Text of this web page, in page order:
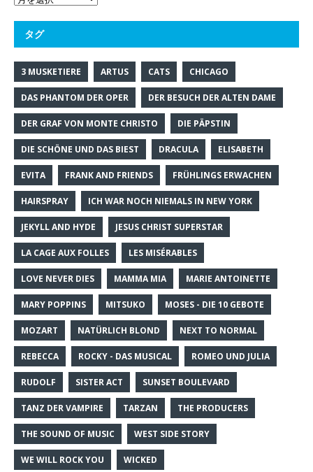
タグ
3 MUSKETIERE ARTUS CATS CHICAGO
DAS PHANTOM DER OPER DER BESUCH DER ALTEN DAME
DER GRAF VON MONTE CHRISTO DIE PÄPSTIN
DIE SCHÖNE UND DAS BIEST DRACULA ELISABETH
EVITA FRANK AND FRIENDS FRÜHLINGS ERWACHEN
HAIRSPRAY ICH WAR NOCH NIEMALS IN NEW YORK
JEKYLL AND HYDE JESUS CHRIST SUPERSTAR
LA CAGE AUX FOLLES LES MISÉRABLES
LOVE NEVER DIES MAMMA MIA MARIE ANTOINETTE
MARY POPPINS MITSUKO MOSES - DIE 10 GEBOTE
MOZART NATÜRLICH BLOND NEXT TO NORMAL
REBECCA ROCKY - DAS MUSICAL ROMEO UND JULIA
RUDOLF SISTER ACT SUNSET BOULEVARD
TANZ DER VAMPIRE TARZAN THE PRODUCERS
THE SOUND OF MUSIC WEST SIDE STORY
WE WILL ROCK YOU WICKED